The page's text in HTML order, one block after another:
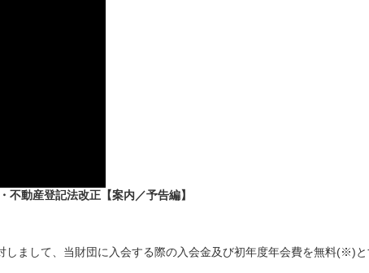
動産登記法改正【案内／予告編】
まして、当財団に入会する際の入会金及び初年度年会費を無料(※)